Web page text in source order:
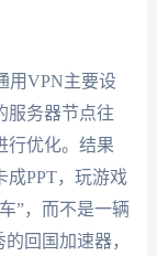
用VPN主要设
服务器节点往
行优化。结果
成PPT，玩游戏
”，而不是一辆
回国加速器，